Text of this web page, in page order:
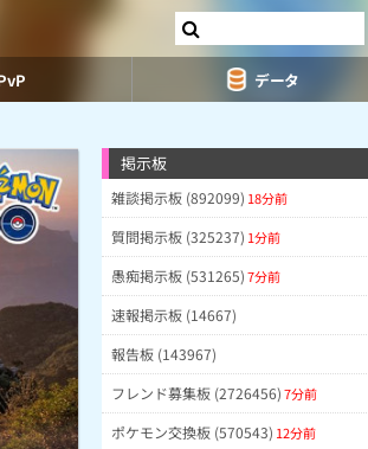
データ
掲示板
雑談掲示板 (892099) 18分前
質問掲示板 (325237) 1分前
愚痴掲示板 (531265)7分前
速報掲示板 (14667)
報告板 (143967)
フレンド募集板 (2726456)7分前
ポケモン交換板 (570543) 12分前